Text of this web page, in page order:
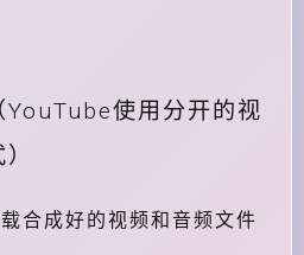
YouTube使用分开的视
合成好的视频和音频文件